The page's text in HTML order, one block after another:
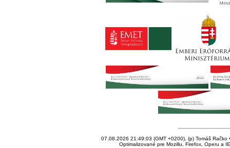
07.08.2026 21:49:03 (GMT +0200), (p) Tomáš Račko
Optimalizované pre Mozillu, Firefox, Operu a